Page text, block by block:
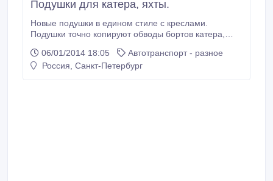
Подушки для катера, яхты.
Новые подушки в едином стиле с креслами.
Подушки точно копируют обводы бортов катера,
влагостойкости, кожзам и другие материалы
различной расцветки и текстуры. Крепление на
06/01/2014 18:05
Автотранспорт - разное
Россия, Санкт-Петербург